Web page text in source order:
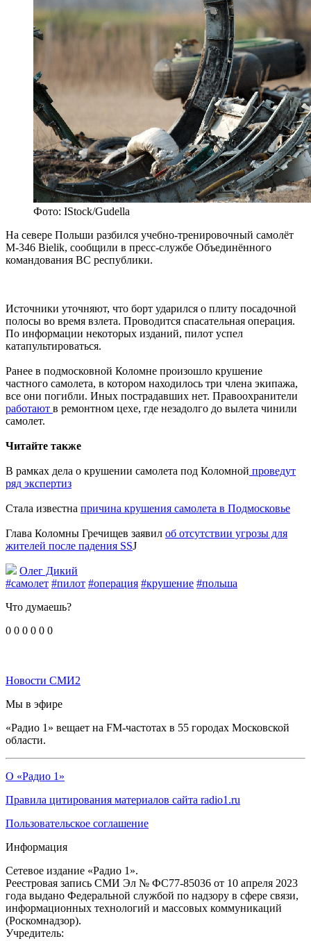
Фото: IStock/Gudella
На севере Польши разбился учебно-тренировочный самолёт
M-346 Bielik, сообщили в пресс-службе Объединённого
командования ВС республики.
Источники уточняют, что борт ударился о плиту посадочной
полосы во время взлета. Проводится спасательная операция.
По информации некоторых изданий, пилот успел
катапультироваться.
Ранее в подмосковной Коломне произошло крушение
частного самолета, в котором находилось три члена экипажа,
все они погибли. Иных пострадавших нет. Правоохранители
работают в ремонтном цехе, где незадолго до вылета чинили
самолет.
Читайте также
В рамках дела о крушении самолета под Коломной проведут
ряд экспертиз
Стала известна причина крушения самолета в Подмосковье
Глава Коломны Гречищев заявил об отсутствии угрозы для
жителей после падения SSJ
Олег Дикий
#самолет #пилот #операция #крушение #польша
Что думаешь?
0 0 0 0 0 0
Новости СМИ2
Мы в эфире
«Радио 1» вещает на FM-частотах в 55 городах Московской
области.
О «Радио 1»
Правила цитирования материалов сайта radio1.ru
Пользовательское соглашение
Информация
Сетевое издание «Радио 1».
Реестровая запись СМИ Эл № ФС77-85036 от 10 апреля 2023
года выдано Федеральной службой по надзору в сфере связи,
информационных технологий и массовых коммуникаций
(Роскомнадзор).
Учредитель: